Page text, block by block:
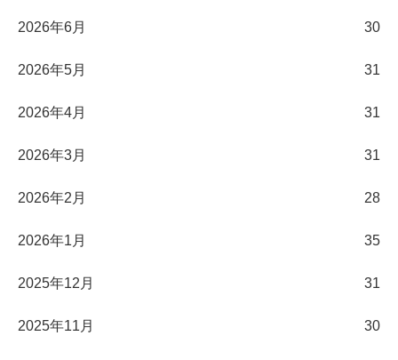
2026年6月 30
2026年5月 31
2026年4月 31
2026年3月 31
2026年2月 28
2026年1月 35
2025年12月 31
2025年11月 30